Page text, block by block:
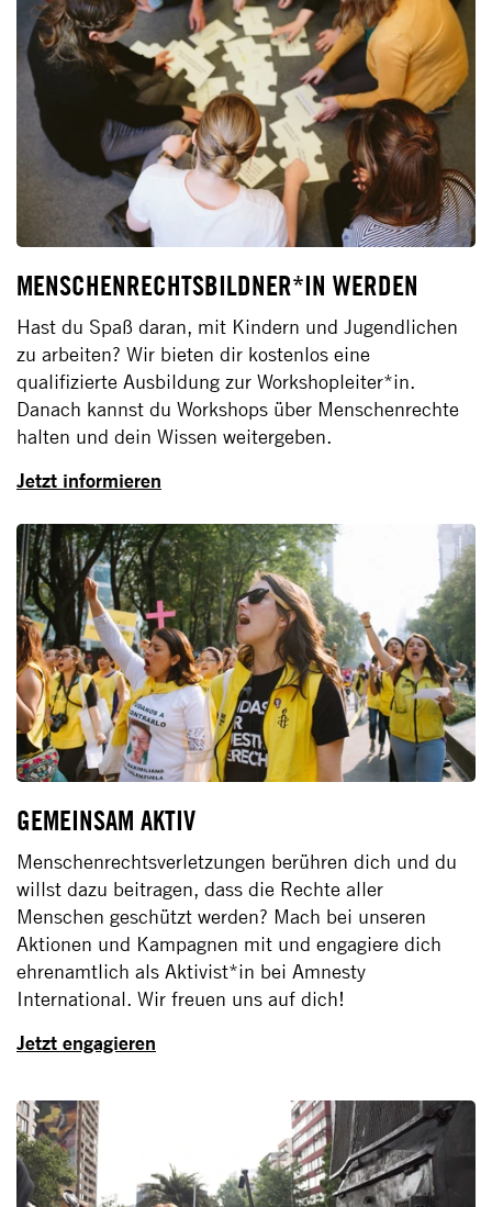
MENSCHENRECHTSBILDNER*IN WERDEN
Hast du Spaß daran, mit Kindern und Jugendlichen
zu arbeiten? Wir bieten dir kostenlos eine
qualifizierte Ausbildung zur Workshopleiter*in.
Danach kannst du Workshops über Menschenrechte
halten und dein Wissen weitergeben.
Jetzt informieren
GEMEINSAM AKTIV
Menschenrechtsverletzungen berühren dich und du
willst dazu beitragen, dass die Rechte aller
Menschen geschützt werden? Mach bei unseren
Aktionen und Kampagnen mit und engagiere dich
ehrenamtlich als Aktivist*in bei Amnesty
International. Wir freuen uns auf dich!
Jetzt engagieren